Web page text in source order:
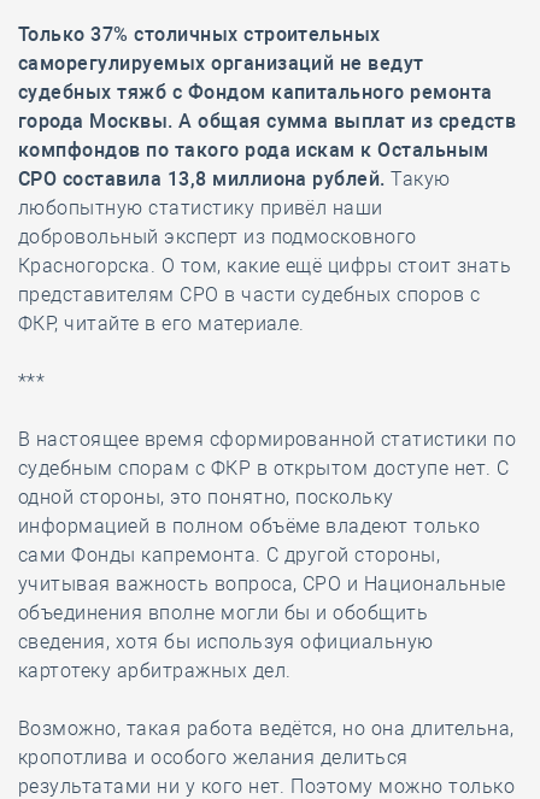
Только 37% столичных строительных
саморегулируемых организаций не ведут
судебных тяжб с Фондом капитального ремонта
города Москвы. А общая сумма выплат из средств
компфондов по такого рода искам к Остальным
СРО составила 13,8 миллиона рублей. Такую
любопытную статистику привёл наши
добровольный эксперт из подмосковного
Красногорска. О том, какие ещё цифры стоит знать
представителям СРО в части судебных споров с
ФКР, читайте в его материале.
***
В настоящее время сформированной статистики по
судебным спорам с ФКР в открытом доступе нет. С
одной стороны, это понятно, поскольку
информацией в полном объёме владеют только
сами Фонды капремонта. С другой стороны,
учитывая важность вопроса, СРО и Национальные
объединения вполне могли бы и обобщить
сведения, хотя бы используя официальную
картотеку арбитражных дел.
Возможно, такая работа ведётся, но она длительна,
кропотлива и особого желания делиться
результатами ни у кого нет. Поэтому можно только